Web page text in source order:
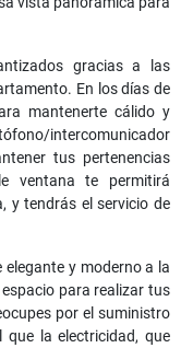
gracias a las
En los días de
mantenerte cálido y
intercomunicador
tus pertenencias
ventana te permitirá
y tendrás el servicio de
y moderno a la
para realizar tus
por el suministro
la electricidad, que